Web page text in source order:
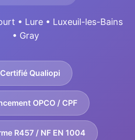
• Lure • Luxeuil-les-Bains
• Gray
Qualiopi
OPCO / CPF
R457 / NF EN 1004